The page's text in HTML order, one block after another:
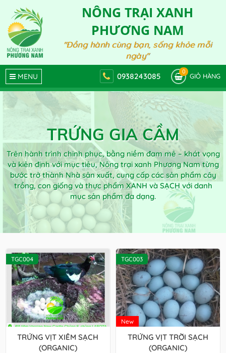
NÔNG TRẠI XANH
PHƯƠNG NAM
"Đồng hành cùng bạn, sống khỏe mỗi
ngày"
MENU 0938243085
0
GIỎ HÀNG
TRỨNG GIA CẦM
Trên hành trình chinh phục, bằng niềm đam mê – khát vọng
và kiên định với mục tiêu, Nông trại xanh Phương Nam từng
bước trở thành Nhà sản xuất, cung cấp các sản phẩm cây
trồng, con giống và thực phẩm XANH và SẠCH với danh
mục sản phẩm đa dạng.
TGC004
TRỨNG VỊT XIÊM SẠCH
(ORGANIC)
TGC003
New
TRỨNG VỊT TRỜI SẠCH
(ORGANIC)